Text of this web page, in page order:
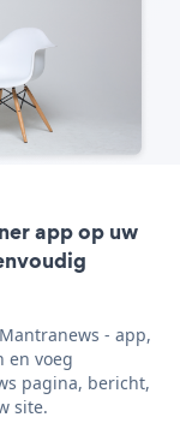
app op uw
- app,
en voeg
pagina, bericht,
site.